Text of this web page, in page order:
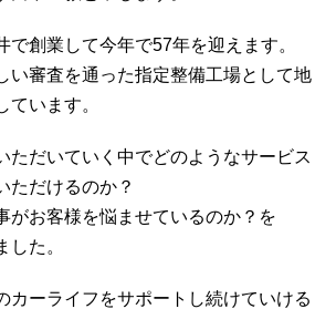
で創業して今年で57年を迎えます。
い審査を通った指定整備工場として地
ています。
ただいていく中でどのようなサービス
ただけるのか？
がお客様を悩ませているのか？を
した。
カーライフをサポートし続けていける